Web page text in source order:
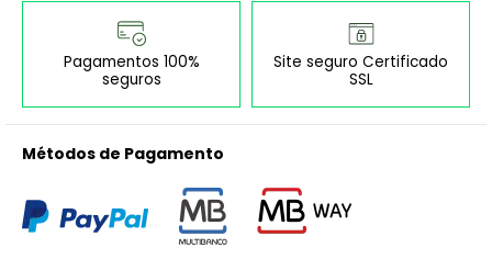
Pagamentos 100%
seguros
Site seguro Certificado
SSL
Métodos de Pagamento